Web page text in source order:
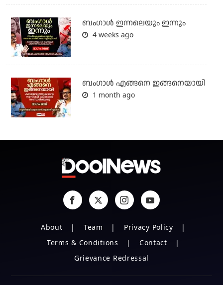
ബംഗാള്‍ ഇന്നലെയും ഇന്നും
4 weeks ago
ബം​ഗാൾ എങ്ങനെ ഇങ്ങനെയായി
1 month ago
About Team
Privacy Policy
Terms & Conditions
Contact
Grievance Redressal